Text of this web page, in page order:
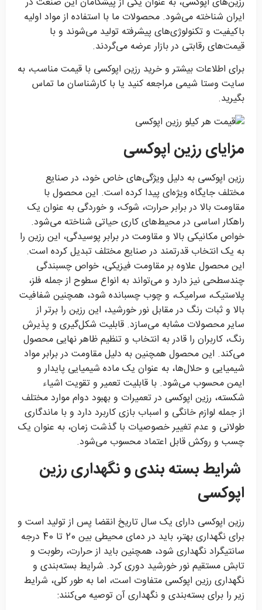
ایران شناخته می‌شود. محصولات ما با استفاده از مواد اولیه
باکیفیت و تکنولوژی‌های پیشرفته تولید می‌شوند و با
قیمت‌های رقابتی در بازار عرضه می‌گردند.
برای اطلاعات بیشتر و خرید رزین اپوکسی با قیمت مناسب، به
سایت وستا شیمی مراجعه کنید یا با کارشناسان ما تماس
بگیرید.
مزایای رزین اپوکسی
رزین اپوکسی به دلیل ویژگی‌های خاص خود، در صنایع
مختلف جایگاه ویژه‌ای پیدا کرده است. این محصول با
مقاومت بالا در برابر حرارت، شوک، و خوردگی به عنوان یک
راهکار اساسی در محیط‌های کاری حیاتی شناخته می‌شود.
خواص مکانیکی بالا و مقاومت در برابر پوسیدگی، این رزین را
به یک انتخاب قدرتمند در صنایع مختلف تبدیل کرده است.
این محصول علاوه بر مقاومت فیزیکی، خواص چسبندگی
چندسطحی نیز دارد و می‌تواند به انواع سطوح از جمله فلز،
پلاستیک، سرامیک، و چوب چسبانده شود، همچنین شفافیت
بالا و ثبات رنگ در مقابل نور خورشید، این رزین را برتر از
سایر محصولات مشابه می‌سازد. قابلیت شکل‌گیری و پذیرش
رنگ، کاربران را قادر به انتخاب و تنظیم ظاهر نهایی محصول
می‌کند. این محصول همچنین به دلیل مقاومت در برابر مواد
شیمیایی و حلال‌ها، به عنوان یک ماده شیمیایی پایدار و
ایمن محسوب می‌شود. با قابلیت تعمیر و تقویت اشیاء
شکسته، رزین اپوکسی در تعمیرات و بهبود دوام موارد مختلف
از جمله لوازم خانگی و اسباب بازی کاربرد دارد و با ماندگاری
طولانی و عدم تغییر خصوصیات با گذشت زمان، به عنوان یک
چسب و روکش قابل اعتماد محسوب می‌شود.
شرایط بسته بندی و نگهداری رزین
اپوکسی
رزین اپوکسی دارای یک سال تاریخ انقضا پس از تولید است و
برای نگهداری بهتر، باید در دمای محیطی بین 20 تا 40 درجه
سانتیگراد نگهداری شود، همچنین باید از حرارت، رطوبت و
تابش مستقیم نور خورشید دوری کرد. شرایط بسته‌بندی و
نگهداری رزین اپوکسی متفاوت است، اما به طور کلی، شرایط
زیر را برای بسته‌بندی و نگهداری آن توصیه می‌کنند: